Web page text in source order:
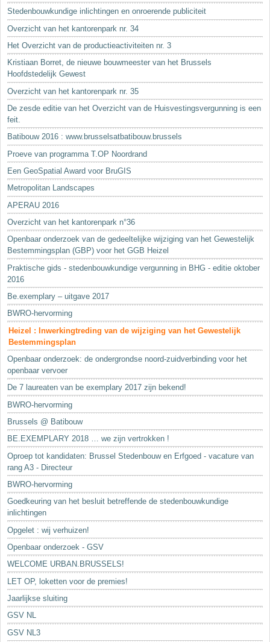
Stedenbouwkundige inlichtingen en onroerende publiciteit
Overzicht van het kantorenpark nr. 34
Het Overzicht van de productieactiviteiten nr. 3
Kristiaan Borret, de nieuwe bouwmeester van het Brussels
Hoofdstedelijk Gewest
Overzicht van het kantorenpark nr. 35
De zesde editie van het Overzicht van de Huisvestingsvergunning is een
feit.
Batibouw 2016 : www.brusselsatbatibouw.brussels
Proeve van programma T.OP Noordrand
Een GeoSpatial Award voor BruGIS
Metropolitan Landscapes
APERAU 2016
Overzicht van het kantorenpark n°36
Openbaar onderzoek van de gedeeltelijke wijziging van het Gewestelijk
Bestemmingsplan (GBP) voor het GGB Heizel
Praktische gids - stedenbouwkundige vergunning in BHG - editie oktober
2016
Be.exemplary – uitgave 2017
BWRO-hervorming
Heizel : Inwerkingtreding van de wijziging van het Gewestelijk
Bestemmingsplan
Openbaar onderzoek: de ondergrondse noord-zuidverbinding voor het
openbaar vervoer
De 7 laureaten van be exemplary 2017 zijn bekend!
BWRO-hervorming
Brussels @ Batibouw
BE.EXEMPLARY 2018 … we zijn vertrokken !
Oproep tot kandidaten: Brussel Stedenbouw en Erfgoed - vacature van
rang A3 - Directeur
BWRO-hervorming
Goedkeuring van het besluit betreffende de stedenbouwkundige
inlichtingen
Opgelet : wij verhuizen!
Openbaar onderzoek - GSV
WELCOME URBAN.BRUSSELS!
LET OP, loketten voor de premies!
Jaarlijkse sluiting
GSV NL
GSV NL3